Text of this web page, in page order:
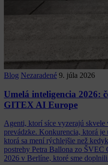
Blog Nezaradené 9. júla 2026
Umelá inteligencia 2026:
GITEX AI Europe
Agenti, ktorí síce vyzerajú skvele
prevádzke. Konkurencia, ktorá
ktorá sa mení rýchlejšie než
postrehy Petra Ballona zo
2026 v Berlíne, ktoré sme